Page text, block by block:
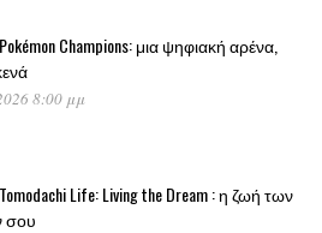
Champions: μια ψηφιακή αρένα,
8:00 μμ
Life: Living the Dream : η ζωή των
σου